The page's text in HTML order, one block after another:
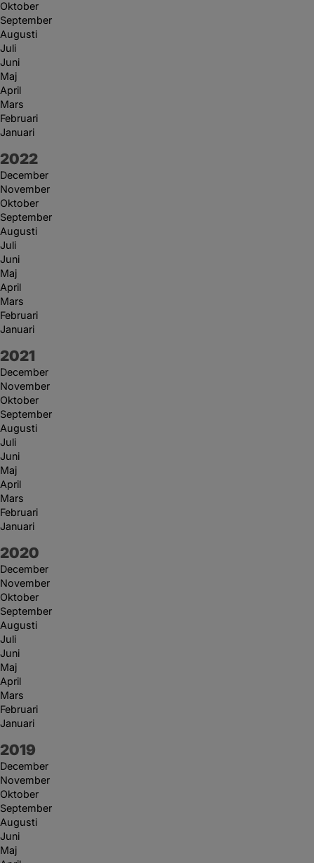
Oktober
September
Augusti
Juli
Juni
Maj
April
Mars
Februari
Januari
År:
2022
December
November
Oktober
September
Augusti
Juli
Juni
Maj
April
Mars
Februari
Januari
År:
2021
December
November
Oktober
September
Augusti
Juli
Juni
Maj
April
Mars
Februari
Januari
År:
2020
December
November
Oktober
September
Augusti
Juli
Juni
Maj
April
Mars
Februari
Januari
År:
2019
December
November
Oktober
September
Augusti
Juni
Maj